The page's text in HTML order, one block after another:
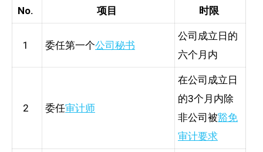
No. 项目 时限
1 委任第一个公司秘书
公司成立日的
六个月内
2 委任审计师
在公司成立日
的3个月内除
非公司被豁免
审计要求